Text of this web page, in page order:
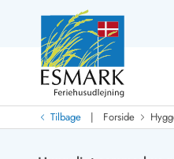
Last Minute
Last minute
Tilbage | Forside